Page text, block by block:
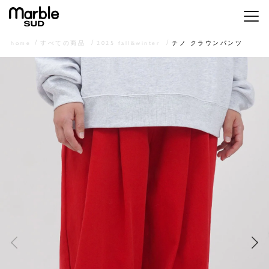
メニ
home すべての商品 2025 fall&winter チノ クラウンパンツ